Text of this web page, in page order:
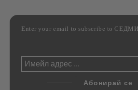
Enter your email to subscribe to